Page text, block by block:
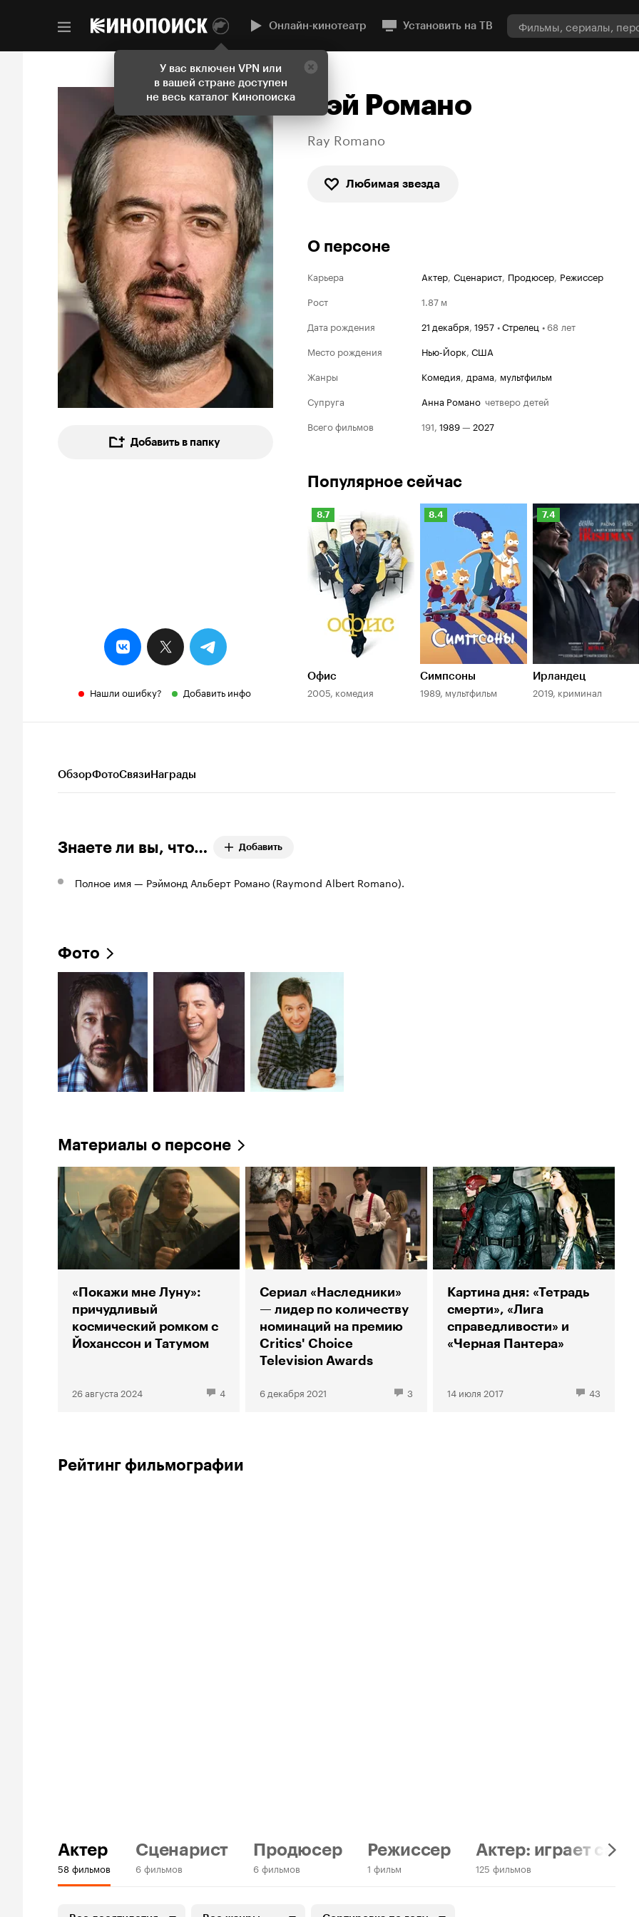
У вас включен VPN или
в вашей стране доступен
не весь каталог Кинопоиска
Онлайн-кинотеатр Установить на ТВ
Добавить в папку
Нашли ошибку? Добавить инфо
Рэй Романо
Ray Romano
Любимая звезда
О персоне
Карьера Актер, Сценарист, Продюсер, Режиссер
Рост
1.87 м
Дата рождения
21 декабря, 1957 •Стрелец • 68 лет
Место рождения
Нью-Йорк, США
Жанры
комедия, драма, мультфильм
Супруга
Анна Романо четверо детей
Всего фильмов
191, 1989— 2027
Золотой
2001
Лучшая
ТВ
Все
2000
Лучшая
Все любят
Популярное сейчас
Рейтинг
Кинопоиска
8.7
8.7
Офис
2005, комедия
Рейтинг
Кинопоиска
8.4
Симпсоны
1989, мультфильм
Рейтинг
Кинопоиска
7.4
7.4
Ирландец
2019, криминал
ОбзорФотоСвязиНаграды
Знаете ли вы, что… Добавить
Полное имя — Рэймонд Альберт Романо (Raymond Albert Romano).
Фото
Материалы о персоне
«Покажи мне Луну»:
причудливый
космический ромком с
Йоханссон и Татумом
26 августа 2024 4
Сериал «Наследники»
— лидер по количеству
номинаций на премию
Critics' Choice
Television Awards
6 декабря 2021 3
Картина дня: «Тетрадь
смерти», «Лига
справедливости» и
«Черная Пантера»
14 июля 2017 43
Рейтинг фильмографии
Актер
58 фильмов
Сценарист
6 фильмов
Продюсер
6 фильмов
Режиссер
1 фильм
Актер: играет
125 фильмов